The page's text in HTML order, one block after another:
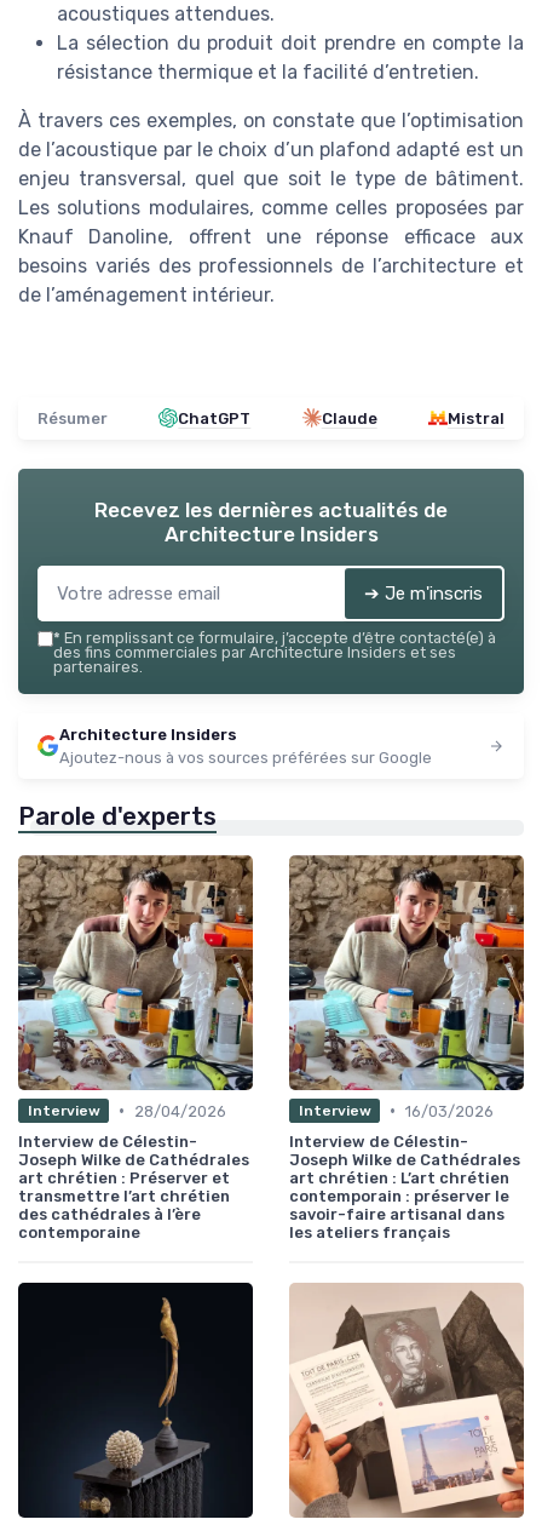
acoustiques attendues.
La sélection du produit doit prendre en compte la
résistance thermique et la facilité d’entretien.
À travers ces exemples, on constate que l’optimisation
de l’acoustique par le choix d’un plafond adapté est un
enjeu transversal, quel que soit le type de bâtiment.
Les solutions modulaires, comme celles proposées par
Knauf Danoline, offrent une réponse efficace aux
besoins variés des professionnels de l’architecture et
de l’aménagement intérieur.
Résumer ChatGPT Claude Mistral
Recevez les dernières actualités de
Architecture Insiders
➔ Je m'inscris
* En remplissant ce formulaire, j’accepte d’être contacté(e) à
des fins commerciales par Architecture Insiders et ses
partenaires.
Architecture Insiders
Ajoutez-nous à vos sources préférées sur Google
Parole d'experts
Interview •
28/04/2026
Interview de Célestin-
Joseph Wilke de Cathédrales
art chrétien : Préserver et
transmettre l’art chrétien
des cathédrales à l’ère
contemporaine
Interview • 16/03/2026
Interview de Célestin-
Joseph Wilke de Cathédrales
art chrétien : L’art chrétien
contemporain : préserver le
savoir-faire artisanal dans
les ateliers français